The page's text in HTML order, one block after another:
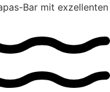
Bar mit exzellenten